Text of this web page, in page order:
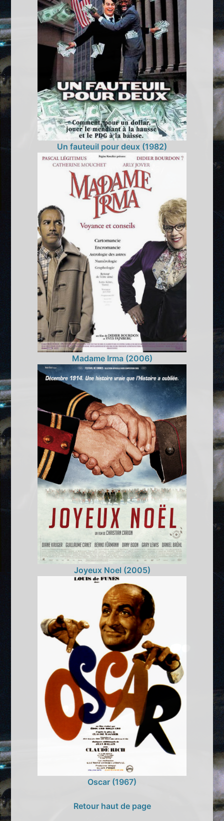
Un fauteuil pour deux (1982)
Madame Irma (2006)
Joyeux Noel (2005)
Oscar (1967)
Retour haut de page